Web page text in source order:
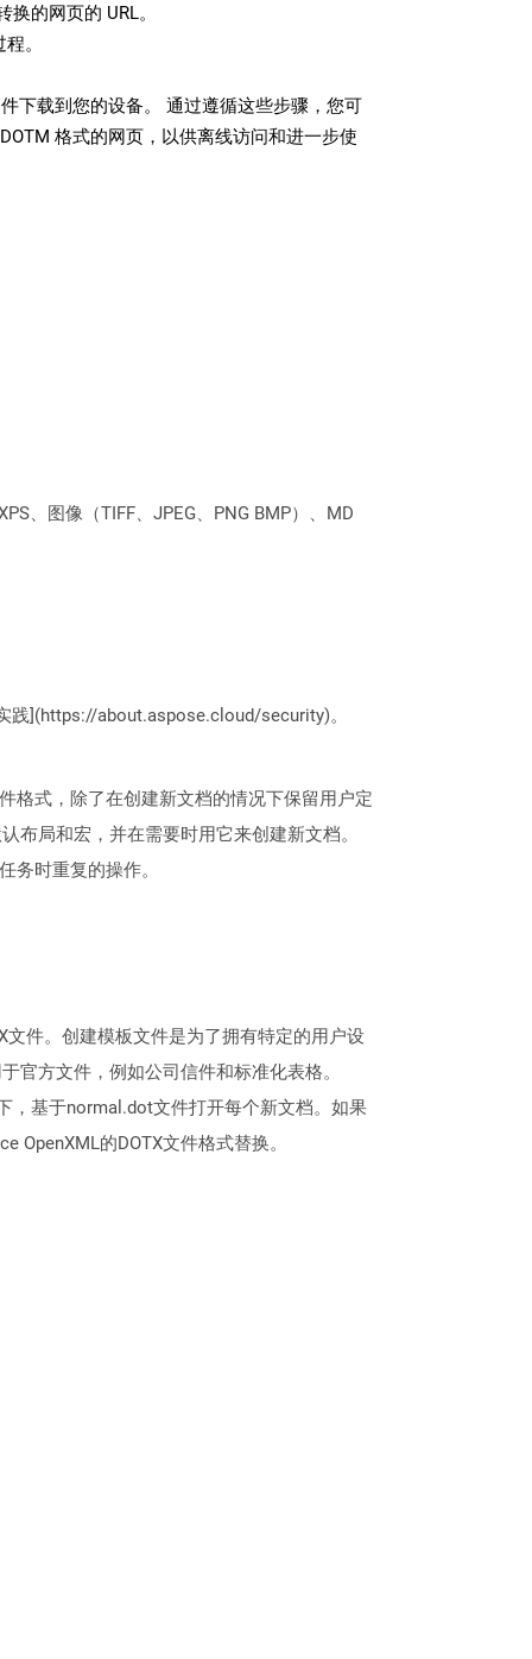
的网页的 URL。
。
下载到您的设备。 通过遵循这些步骤，您可
格式的网页，以供离线访问和进一步使
、图像（TIFF、JPEG、PNG BMP）、MD
践](https://about.aspose.cloud/security)。
格式，除了在创建新文档的情况下保留用户定
布局和宏，并在需要时用它来创建新文档。
务时重复的操作。
件。创建模板文件是为了拥有特定的用户设
官方文件，例如公司信件和标准化表格。
，基于normal.dot文件打开每个新文档。如果
的DOTX文件格式替换。